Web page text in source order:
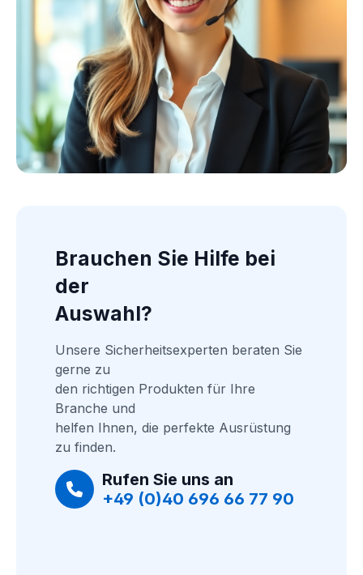
Brauchen Sie Hilfe bei
der
Auswahl?
Unsere Sicherheitsexperten beraten Sie
gerne zu
den richtigen Produkten für Ihre
Branche und
helfen Ihnen, die perfekte Ausrüstung
zu finden.
Rufen Sie uns an
+49 (0)40 696 66 77 90